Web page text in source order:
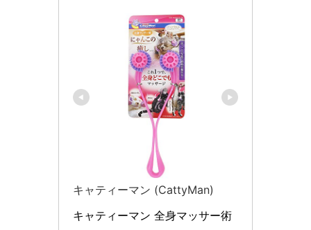
キャティーマン (CattyMan)
キャティーマン 全身マッサー術